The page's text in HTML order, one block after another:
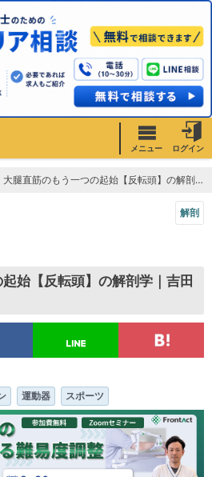
メニュー ログイン
大腿直筋のもう一つの起始【反転頭】の解剖学｜吉田俊太郎
解剖
始【反転頭】の解剖学｜吉田
運動器 スポーツ